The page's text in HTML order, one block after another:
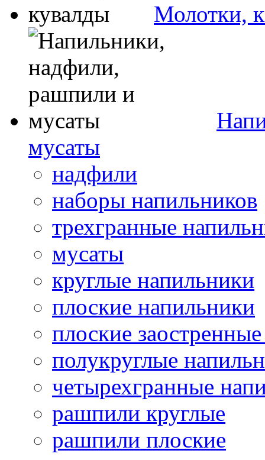
Молотки,
мусаты
надфили
наборы напильников
трехгранные
мусаты
круглые напильники
плоские напильники
плоские
полукруглые
четырехгранные
рашпили круглые
рашпили плоские